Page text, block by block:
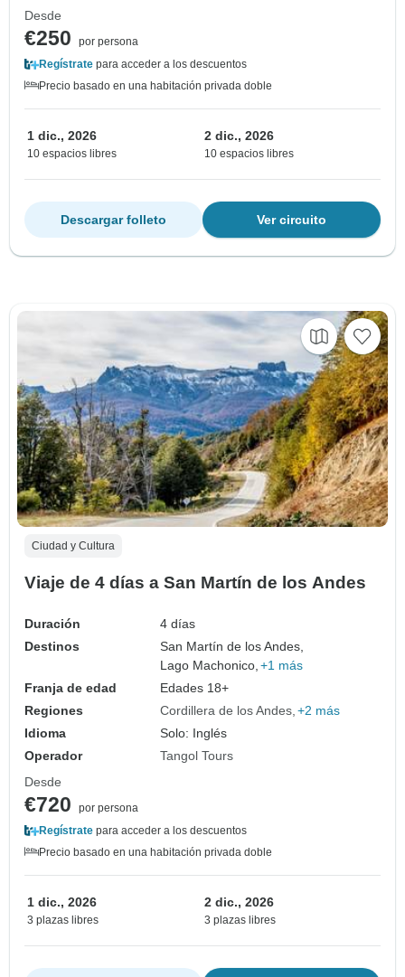
Desde
€250
por persona
Regístrate para acceder a los descuentos
Precio basado en una habitación privada doble
1 dic., 2026
10 espacios libres
2 dic., 2026
10 espacios libres
Ver circuito
Descargar folleto
Ciudad y Cultura
Viaje de 4 días a San Martín de los Andes
Duración
4 días
Destinos
San Martín de los Andes,
Lago Machonico, +1 más
Franja de edad
Edades 18+
Regiones
Cordillera de los Andes +2 más
Idioma
Solo: Inglés
Operador
Tangol Tours
Desde
€720
por persona
Regístrate para acceder a los descuentos
Precio basado en una habitación privada doble
1 dic., 2026
3 plazas libres
2 dic., 2026
3 plazas libres